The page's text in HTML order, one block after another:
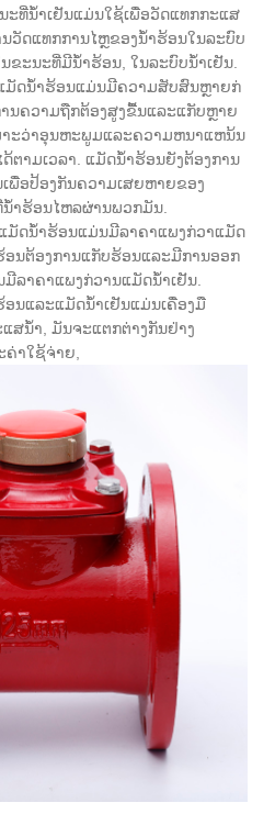
ທີ່ນ້ໍາເຢັນແມ່ນໃຊ້ເພື່ອວັດແທກກະແສ
ວັດແທກການໄຫຼຂອງນ້ໍາຮ້ອນໃນລະບົບ
ະນະທີ່ມີນ້ໍາຮ້ອນ, ໃນລະບົບນ້ໍາເຢັນ.
ມັດນ້ໍາຮ້ອນແມ່ນມີຄວາມສັບສົນຫຼາຍກ່
ນຄວາມຖືກຕ້ອງສູງຂື້ນແລະແກັບຫຼາຍ
າະວ່າອຸນຫະພູມແລະຄວາມຫນາແຫນ້ນ
ຕາມເວລາ. ແມັດນ້ໍາຮ້ອນຍັງຕ້ອງການ
ພື່ອປ້ອງກັນຄວາມເສຍຫາຍຂອງ
າຮ້ອນໄຫລຜ່ານພວກມັນ.
ມັດນ້ໍາຮ້ອນແມ່ນມີລາຄາແພງກ່ວາແມັດ
ອນຕ້ອງການແກັບຮ້ອນແລະມີການອອກ
ລາຄາແພງກ່ວານແມັດນ້ໍາເຢັນ.
ນແລະແມັດນ້ໍາເຢັນແມ່ນເຄື່ອງມື
ສນໍ້າ, ມັນຈະແຕກຕ່າງກັນຢ່າງ
າໃຊ້ຈ່າຍ,